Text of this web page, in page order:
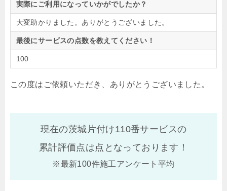
実際にご利用になっていかがでしたか？
大変助かりました。ありがとうございました。
最後にサービスの点数を教えてください！
100
この度はご依頼いただき、ありがとうございました。
現在の茨城片付け110番サービスの
累計評価点は点となっております！
※最新100件施工アンケート平均